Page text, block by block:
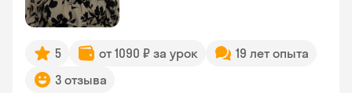
5 от 1090 ₽ за урок
19 лет опыта
3 отзыва